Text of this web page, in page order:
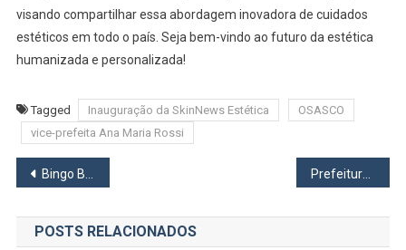
visando compartilhar essa abordagem inovadora de cuidados
estéticos em todo o país. Seja bem-vindo ao futuro da estética
humanizada e personalizada!
Tagged Inauguração da SkinNews Estética
OSASCO
vice-prefeita Ana Maria Rossi
Navegação
de
Bingo Beneficente da Catedral reuniu mais de 500 pessoas
POSTS RELACIONADOS